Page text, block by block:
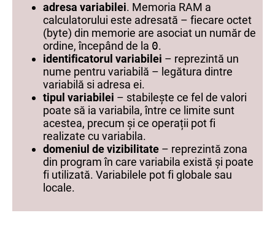
adresa variabilei. Memoria RAM a
calculatorului este adresată – fiecare octet
(byte) din memorie are asociat un număr de
ordine, începând de la 0.
identificatorul variabilei – reprezintă un
nume pentru variabilă – legătura dintre
variabilă si adresa ei.
tipul variabilei – stabilește ce fel de valori
poate să ia variabila, între ce limite sunt
acestea, precum și ce operații pot fi
realizate cu variabila.
domeniul de vizibilitate – reprezintă zona
din program în care variabila există și poate
fi utilizată. Variabilele pot fi globale sau
locale.